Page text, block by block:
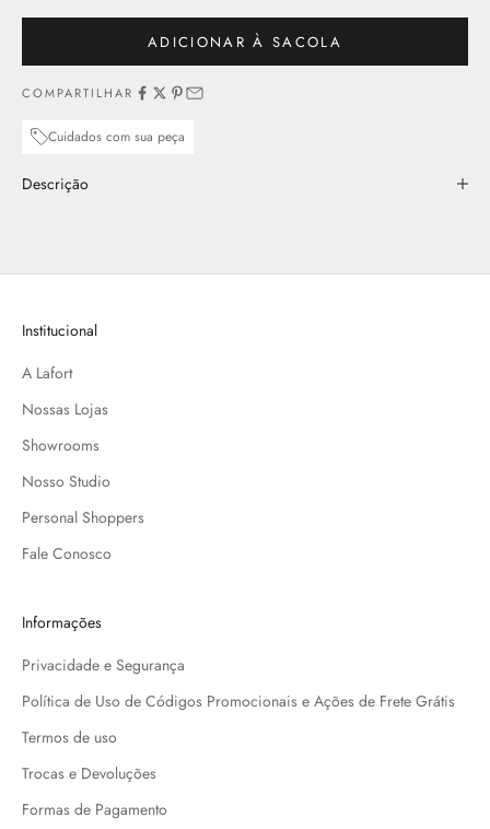
ADICIONAR À SACOLA
COMPARTILHAR
Cuidados com sua peça
Descrição
Institucional
A Lafort
Nossas Lojas
Showrooms
Nosso Studio
Personal Shoppers
Fale Conosco
Informações
Privacidade e Segurança
Política de Uso de Códigos Promocionais e Ações de Frete Grátis
Termos de uso
Trocas e Devoluções
Formas de Pagamento